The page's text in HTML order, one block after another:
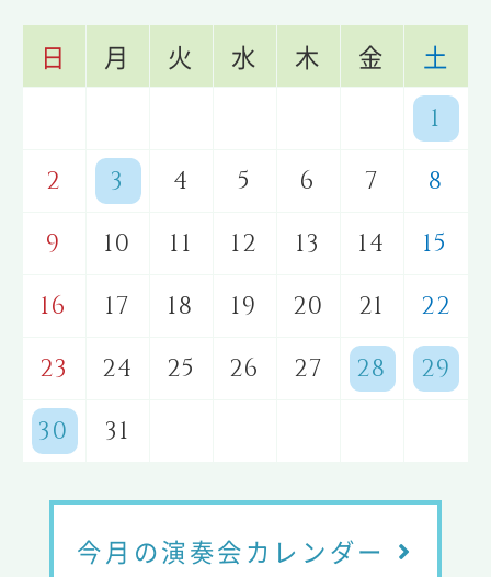
日 月 火 水 木 金 土
1
2
3 4 5 6 7
8
9
10 11 12 13 14
15
16
17 18 19 20 21
22
23
24 25 26 27 28
29
30
31
今月の演奏会カレンダー